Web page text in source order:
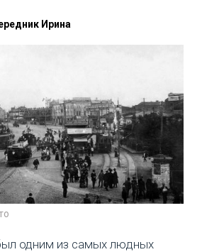
Ирина
одним из самых людных